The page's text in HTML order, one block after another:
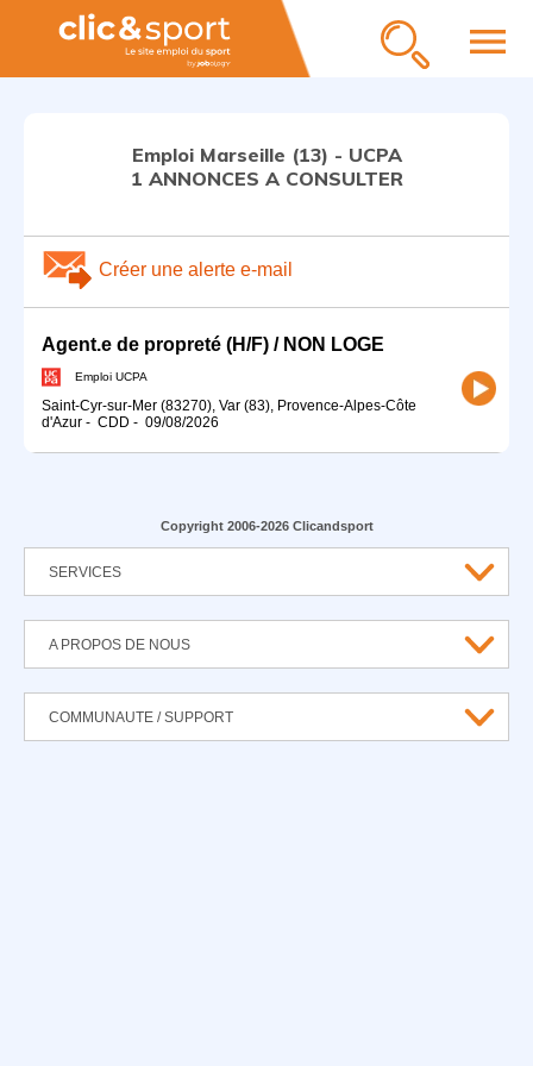
menu
Emploi Marseille (13) - UCPA
1 ANNONCES A CONSULTER
Créer une alerte e-mail
Agent.e de propreté (H/F) / NON LOGE
Emploi UCPA
Saint-Cyr-sur-Mer (83270), Var (83), Provence-Alpes-Côte
d'Azur - CDD - 09/08/2026
Copyright 2006-2026 Clicandsport
SERVICES
A PROPOS DE NOUS
COMMUNAUTE / SUPPORT